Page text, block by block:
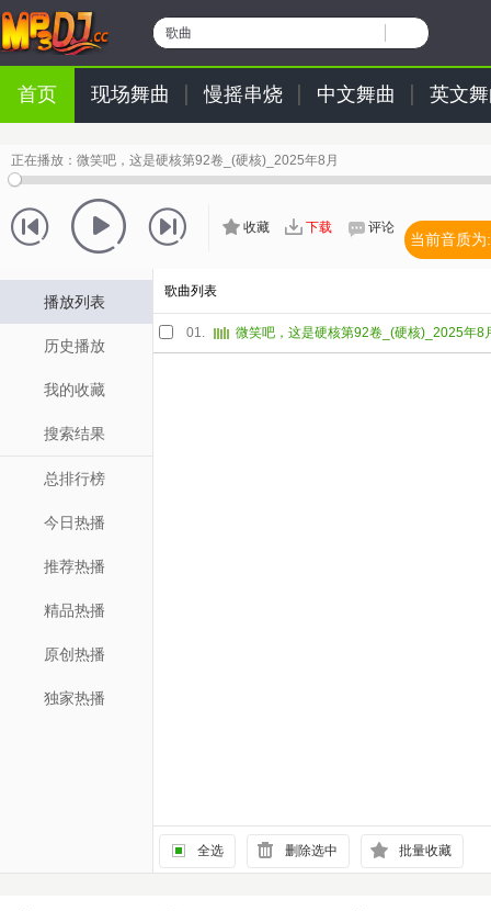
歌曲
首页 现场舞曲 慢摇串烧 中文舞曲 英文
正在播放： 微笑吧，这是硬核第92卷_(硬核)_2025年8月
收藏 下载 评论
当前音质为:
播放列表
历史播放
我的收藏
搜索结果
总排行榜
今日热播
推荐热播
精品热播
原创热播
独家热播
歌曲列表
01. 微笑吧，这是硬核第92卷_(硬核)_2025年8
全选 删除选中 批量收藏